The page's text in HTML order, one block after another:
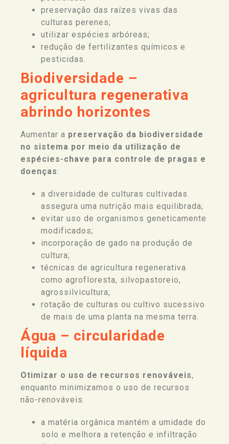
preservação das raízes vivas das
culturas perenes;
utilizar espécies arbóreas;
redução de fertilizantes químicos e
pesticidas.
Biodiversidade –
agricultura regenerativa
abrindo horizontes
Aumentar a preservação da biodiversidade
no sistema por meio da utilização de
espécies-chave para controle de pragas e
doenças:
a diversidade de culturas cultivadas
assegura uma nutrição mais equilibrada;
evitar uso de organismos geneticamente
modificados;
incorporação de gado na produção de
cultura;
técnicas de agricultura regenerativa
como agrofloresta, silvopastoreio,
agrossilvicultura;
rotação de culturas ou cultivo sucessivo
de mais de uma planta na mesma terra.
Água – circularidade
líquida
Otimizar o uso de recursos renováveis,
enquanto minimizamos o uso de recursos
não-renováveis.
a matéria orgânica mantém a umidade do
solo e melhora a retenção e infiltração